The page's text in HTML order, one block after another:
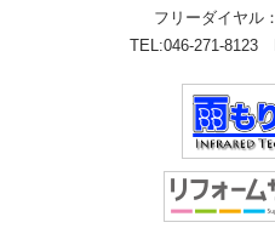
フリーダイヤル：
TEL:046-271-8123